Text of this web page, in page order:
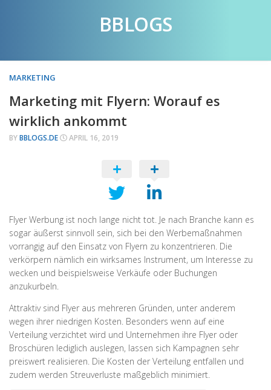
BBLOGS
MARKETING
Marketing mit Flyern: Worauf es
wirklich ankommt
BYBBLOGS.DE APRIL 16, 2019
Flyer Werbung ist noch lange nicht tot. Je nach Branche kann es
sogar äußerst sinnvoll sein, sich bei den Werbemaßnahmen
vorrangig auf den Einsatz von Flyern zu konzentrieren. Die
verkörpern nämlich ein wirksames Instrument, um Interesse zu
wecken und beispielsweise Verkäufe oder Buchungen
anzukurbeln.
Attraktiv sind Flyer aus mehreren Gründen, unter anderem
wegen ihrer niedrigen Kosten. Besonders wenn auf eine
Verteilung verzichtet wird und Unternehmen ihre Flyer oder
Broschüren lediglich auslegen, lassen sich Kampagnen sehr
preiswert realisieren. Die Kosten der Verteilung entfallen und
zudem werden Streuverluste maßgeblich minimiert.